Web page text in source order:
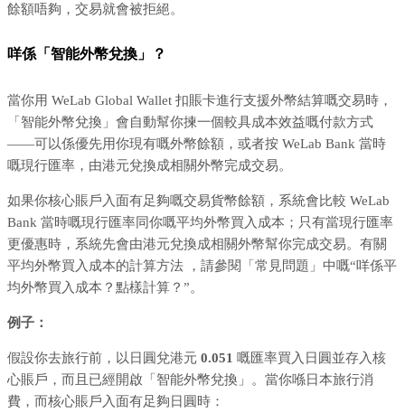
餘額唔夠，交易就會被拒絕。
咩係「智能外幣兌換」？
當你用 WeLab Global Wallet 扣賬卡進行支援外幣結算嘅交易時，
「智能外幣兌換」會自動幫你揀一個較具成本效益嘅付款方式
——可以係優先用你現有嘅外幣餘額，或者按 WeLab Bank 當時
嘅現行匯率，由港元兌換成相關外幣完成交易。
如果你核心賬戶入面有足夠嘅交易貨幣餘額，系統會比較 WeLab
Bank 當時嘅現行匯率同你嘅平均外幣買入成本；只有當現行匯率
更優惠時，系統先會由港元兌換成相關外幣幫你完成交易。有關
平均外幣買入成本的計算方法 ，請參閱「常見問題」中嘅“咩係平
均外幣買入成本？點樣計算？”。
例子：
假設你去旅行前，以日圓兌港元 0.051 嘅匯率買入日圓並存入核
心賬戶，而且已經開啟「智能外幣兌換」。當你喺日本旅行消
費，而核心賬戶入面有足夠日圓時：